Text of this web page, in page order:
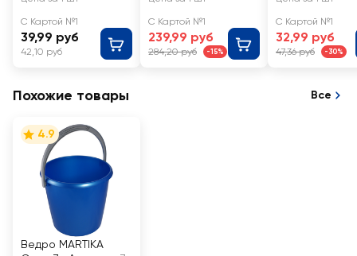
С Картой №1
39,99 руб
42,10 руб
С Картой №1
239,99 руб
284,20 руб -15%
ворсом,
микрофибра,
Арт. 9128
С Картой №1
32,99 руб
47,36 руб -30%
Похожие товары Все
4.9
Ведро MARTIKA